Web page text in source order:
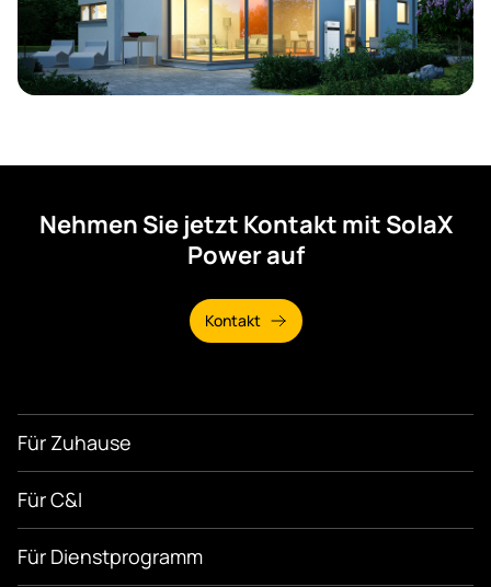
Nehmen Sie jetzt Kontakt mit SolaX
Power auf
Kontakt
Für Zuhause
Für C&I
Für Dienstprogramm